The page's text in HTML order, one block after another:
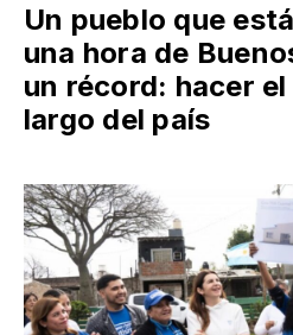
Un pueblo que
una hora de
un récord: hacer el
largo del país